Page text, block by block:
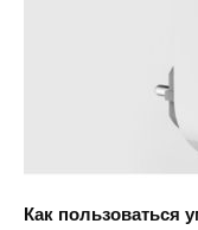
Как пользоваться